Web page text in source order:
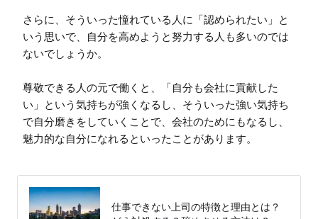
さらに、そういった憧れている人に「認められたい」と
いう思いで、自分を高めようと努力する人も多いのでは
ないでしょうか。
尊敬できる人の元で働くと、「自分も会社に貢献した
い」という気持ちが強くなるし、そういった強い気持ち
で自分磨きをしていくことで、会社のためにもなるし、
魅力的な自分になれるといったことがあります。
仕事できない上司の特徴と理由とは？